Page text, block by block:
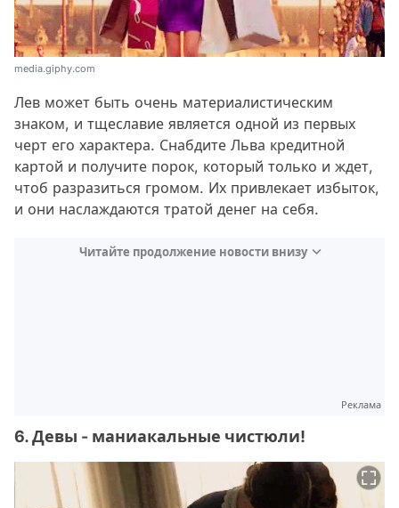
media.giphy.com
Лев может быть очень материалистическим
знаком, и тщеславие является одной из первых
черт его характера. Снабдите Льва кредитной
картой и получите порок, который только и ждет,
чтоб разразиться громом. Их привлекает избыток,
и они наслаждаются тратой денег на себя.
Читайте продолжение новости внизу
Реклама
6. Девы - маниакальные чистюли!